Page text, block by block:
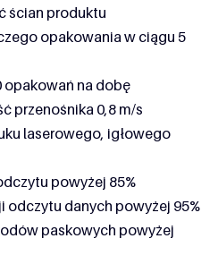
ścian produktu
opakowania w ciągu 5
opakowań na dobę
przenośnika 0,8 m/s
laserowego, igłowego
powyżej 85%
odczytu danych powyżej 95%
paskowych powyżej